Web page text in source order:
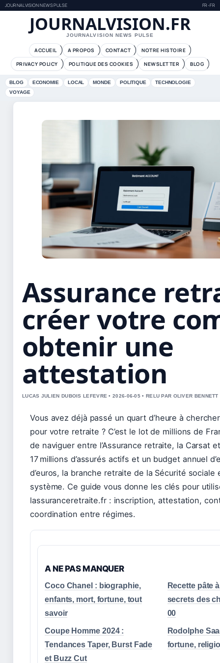
JOURNALVISION NEWS PULSE FR-FR
JOURNALVISION.FR
JOURNALVISION NEWS PULSE
ACCUEIL A PROPOS CONTACT
NOTRE HISTOIRE
PRIVACY POLICY
POLITIQUE DES COOKIES NEWSLETTER BLOG
BLOG ECONOMIE LOCAL MONDE POLITIQUE
TECHNOLOGIE
VOYAGE
Assurance
créer votre
obtenir une
attestation
LUCAS JULIEN DUBOIS LEFEVRE • 2026-06-05 • RELU PAR OLIVER BENNETT
Vous avez déjà passé un quart d’heure à
pour votre retraite ? C’est le lot de millions de
de naviguer entre l’Assurance retraite, la Carsat et
17 millions d’assurés actifs et un budget annuel
d’euros, la branche retraite de la Sécurité sociale
système. Ce guide vous donne les clés pour
lassuranceretraite.fr : inscription, attestation,
coordination entre régimes.
A NE PAS MANQUER
Coco Chanel : biographie,
enfants, mort, fortune, tout
savoir
Recette pâte
secrets des
00
Coupe Homme 2024 :
Tendances Taper, Burst Fade
et Buzz Cut
Rodolphe
fortune,